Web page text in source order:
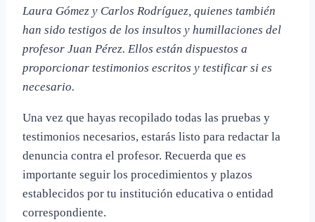
Laura Gómez y Carlos Rodríguez, quienes también
han sido testigos de los insultos y humillaciones del
profesor Juan Pérez. Ellos están dispuestos a
proporcionar testimonios escritos y testificar si es
necesario.
Una vez que hayas recopilado todas las pruebas y
testimonios necesarios, estarás listo para redactar la
denuncia contra el profesor. Recuerda que es
importante seguir los procedimientos y plazos
establecidos por tu institución educativa o entidad
correspondiente.